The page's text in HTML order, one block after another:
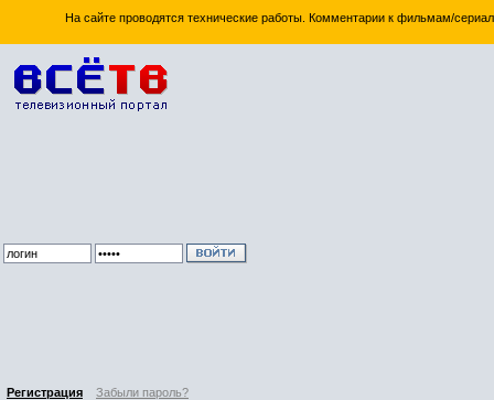
На сайте проводятся технические работы. Комментарии к фильмам/
Регистрация Забыли пароль?